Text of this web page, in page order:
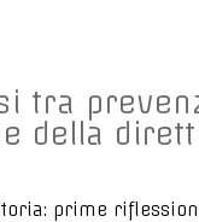
tra
prime